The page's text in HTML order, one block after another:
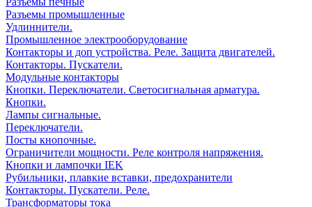
Разъемы промышленные
Удлиннители.
Промышленное электрооборудование
Контакторы и доп устройства. Реле. Защита двигателей.
Контакторы. Пускатели.
Модульные контакторы
Кнопки. Переключатели. Светосигнальная арматура.
Кнопки.
Лампы сигнальные.
Переключатели.
Посты кнопочные.
Ограничители мощности. Реле контроля напряжения.
Кнопки и лампочки IEK
Рубильники, плавкие вставки, предохранители
Контакторы. Пускатели. Реле.
Трансформаторы тока